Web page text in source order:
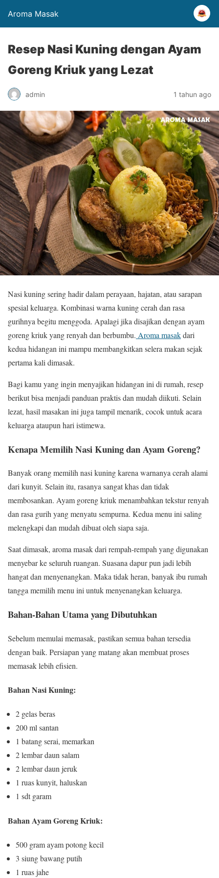
Aroma Masak
Resep Nasi Kuning dengan Ayam
Goreng Kriuk yang Lezat
admin 1 tahun ago
Nasi kuning sering hadir dalam perayaan, hajatan, atau sarapan
spesial keluarga. Kombinasi warna kuning cerah dan rasa
gurihnya begitu menggoda. Apalagi jika disajikan dengan ayam
goreng kriuk yang renyah dan berbumbu. Aroma masakdari
kedua hidangan ini mampu membangkitkan selera makan sejak
pertama kali dimasak.
Bagi kamu yang ingin menyajikan hidangan ini di rumah, resep
berikut bisa menjadi panduan praktis dan mudah diikuti. Selain
lezat, hasil masakan ini juga tampil menarik, cocok untuk acara
keluarga ataupun hari istimewa.
Kenapa Memilih Nasi Kuning dan Ayam Goreng?
Banyak orang memilih nasi kuning karena warnanya cerah alami
dari kunyit. Selain itu, rasanya sangat khas dan tidak
membosankan. Ayam goreng kriuk menambahkan tekstur renyah
dan rasa gurih yang menyatu sempurna. Kedua menu ini saling
melengkapi dan mudah dibuat oleh siapa saja.
Saat dimasak, aroma masak dari rempah-rempah yang digunakan
menyebar ke seluruh ruangan. Suasana dapur pun jadi lebih
hangat dan menyenangkan. Maka tidak heran, banyak ibu rumah
tangga memilih menu ini untuk menyenangkan keluarga.
Bahan-Bahan Utama yang Dibutuhkan
Sebelum memulai memasak, pastikan semua bahan tersedia
dengan baik. Persiapan yang matang akan membuat proses
memasak lebih efisien.
Bahan Nasi Kuning:
2 gelas beras
200 ml santan
1 batang serai, memarkan
2 lembar daun salam
2 lembar daun jeruk
1 ruas kunyit, haluskan
1 sdt garam
Bahan Ayam Goreng Kriuk:
500 gram ayam potong kecil
3 siung bawang putih
1 ruas jahe